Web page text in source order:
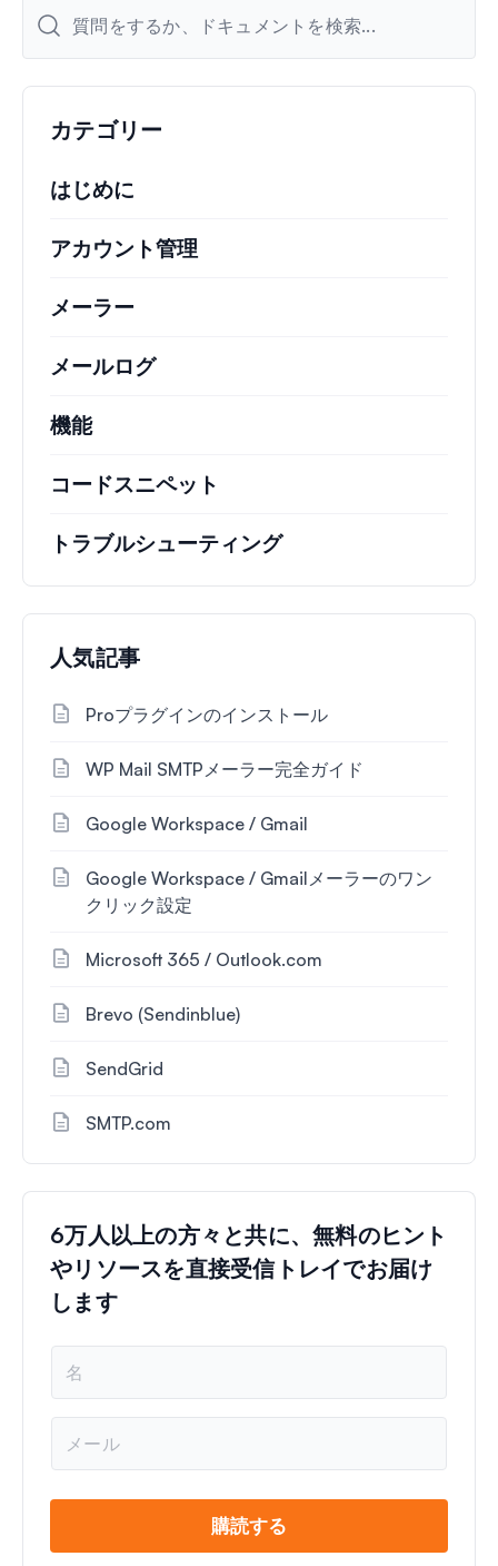
カテゴリー
はじめに
アカウント管理
メーラー
メールログ
機能
コードスニペット
トラブルシューティング
人気記事
Proプラグインのインストール
WP Mail SMTPメーラー完全ガイド
Google Workspace / Gmail
Google Workspace / Gmailメーラーのワン
クリック設定
Microsoft 365 / Outlook.com
Brevo (Sendinblue)
SendGrid
SMTP.com
6万人以上の方々と共に、無料のヒント
やリソースを直接受信トレイでお届け
します
*
ル
購読する